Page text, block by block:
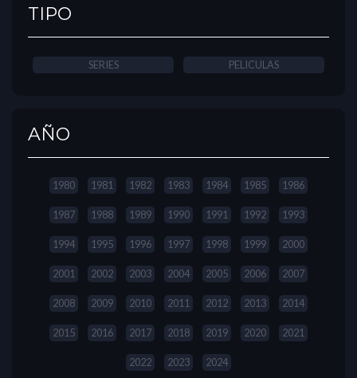
TIPO
SERIES PELICULAS
AÑO
1980 1981 1982 1983 1984 1985 1986
1987 1988 1989 1990 1991 1992 1993
1994 1995 1996 1997 1998 1999 2000
2001 2002 2003 2004 2005 2006 2007
2008 2009 2010 2011 2012 2013 2014
2015 2016 2017 2018 2019 2020 2021
2022 2023 2024